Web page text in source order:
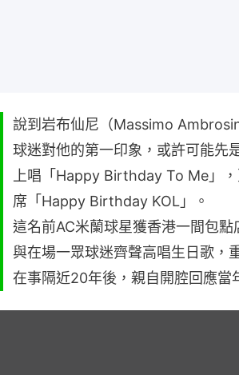
說到岩布仙尼（Massimo
球迷對他的第一印象，或許可能先
上唱「Happy Birthday To Me」
席「Happy Birthday KOL」。
這名前AC米蘭球星獲香港一間包點
與在場一眾球迷齊聲高唱生日歌，
在事隔近20年後，親自開腔回應當